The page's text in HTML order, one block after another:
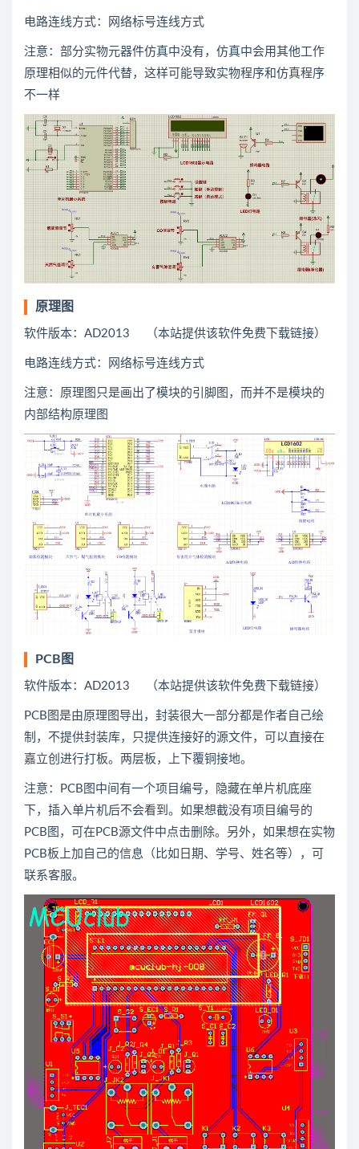
电路连线方式：网络标号连线方式
注意：部分实物元器件仿真中没有，仿真中会用其他工作
原理相似的元件代替，这样可能导致实物程序和仿真程序
不一样
原理图
软件版本：AD2013 （本站提供该软件免费下载链接）
电路连线方式：网络标号连线方式
注意：原理图只是画出了模块的引脚图，而并不是模块的
内部结构原理图
PCB图
软件版本：AD2013 （本站提供该软件免费下载链接）
PCB图是由原理图导出，封装很大一部分都是作者自己绘
制，不提供封装库，只提供连接好的源文件，可以直接在
嘉立创进行打板。两层板，上下覆铜接地。
注意：PCB图中间有一个项目编号，隐藏在单片机底座
下，插入单片机后不会看到。如果想截没有项目编号的
PCB图，可在PCB源文件中点击删除。另外，如果想在实物
PCB板上加自己的信息（比如日期、学号、姓名等），可
联系客服。